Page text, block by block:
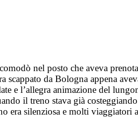
nel posto che aveva
scappato da Bologna appena
e l’allegra animazione del
il treno stava già
era silenziosa e molti